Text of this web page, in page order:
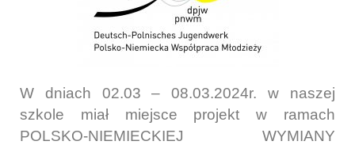
W dniach 02.03 – 08.03.2024r. w naszej
szkole miał miejsce projekt w ramach
POLSKO-NIEMIECKIEJ WYMIANY